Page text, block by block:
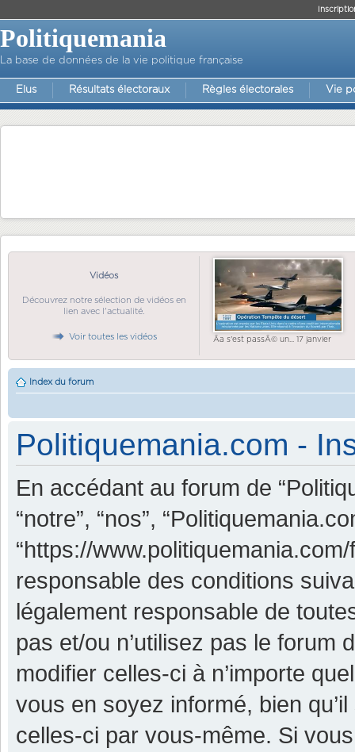
Politiquemania
La base de données de la vie politique française
Elus Résultats électoraux Règles électorales Vie
Vidéos
Découvrez notre sélection de vidéos en
lien avec l'actualité.
Voir toutes les vidéos Ãa s'est passÃ© un... 17 janvier
Index du forum
Politiquemania.com -
En accédant au forum de
“notre”, “nos”,
“https://
responsable des conditions
légalement responsable de
pas et/ou n’utilisez pas le forum
modifier celles-ci à n’importe
vous en soyez informé, bien
celles-ci par vous-même. Si